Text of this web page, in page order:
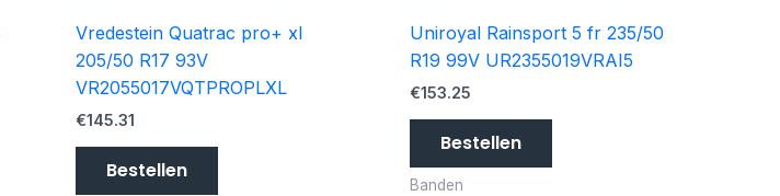
Vredestein Quatrac pro+ xl
205/50 R17 93V
VR2055017VQTPROPLXL
€145.31
Bestellen
Uniroyal Rainsport 5 fr 235/50
R19 99V UR2355019VRAI5
€153.25
Bestellen
Banden